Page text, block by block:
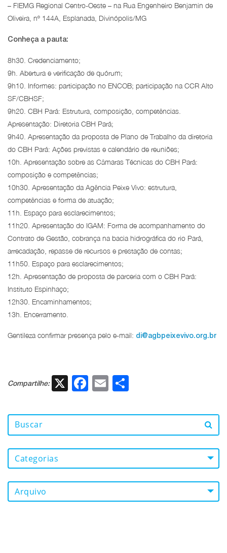
– FIEMG Regional Centro-Oeste – na Rua Engenheiro Benjamin de
Oliveira, nº 144A, Esplanada, Divinópolis/MG
Conheça a pauta:
8h30. Credenciamento;
9h. Abertura e verificação de quórum;
9h10. Informes: participação no ENCOB; participação na CCR Alto
SF/CBHSF;
9h20. CBH Pará: Estrutura, composição, competências.
Apresentação: Diretoria CBH Pará;
9h40. Apresentação da proposta de Plano de Trabalho da diretoria
do CBH Pará: Ações previstas e calendário de reuniões;
10h. Apresentação sobre as Câmaras Técnicas do CBH Pará:
composição e competências;
10h30. Apresentação da Agência Peixe Vivo: estrutura,
competências e forma de atuação;
11h. Espaço para esclarecimentos;
11h20. Apresentação do IGAM: Forma de acompanhamento do
Contrato de Gestão, cobrança na bacia hidrográfica do rio Pará,
arrecadação, repasse de recursos e prestação de contas;
11h50. Espaço para esclarecimentos;
12h. Apresentação de proposta de parceria com o CBH Pará:
Instituto Espinhaço;
12h30. Encaminhamentos;
13h. Encerramento.
Gentileza confirmar presença pelo e-mail: di@agbpeixevivo.org.br
Compartilhe: X Facebook
Email
Categorias
Arquivo